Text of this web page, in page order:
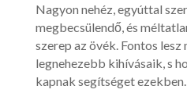
Nagyon nehéz, egyúttal
megbecsülendő, és
szerep az övék. Fontos lesz
legnehezebb kihívásaik, s
kapnak segítséget ezekben.